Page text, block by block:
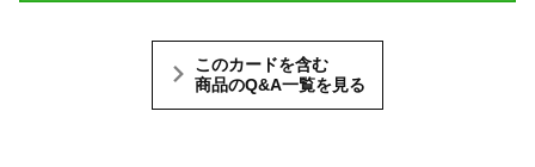
このカードを含む
商品のQ&A一覧を見る